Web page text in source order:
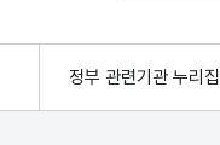
정부 관련기관 누리집